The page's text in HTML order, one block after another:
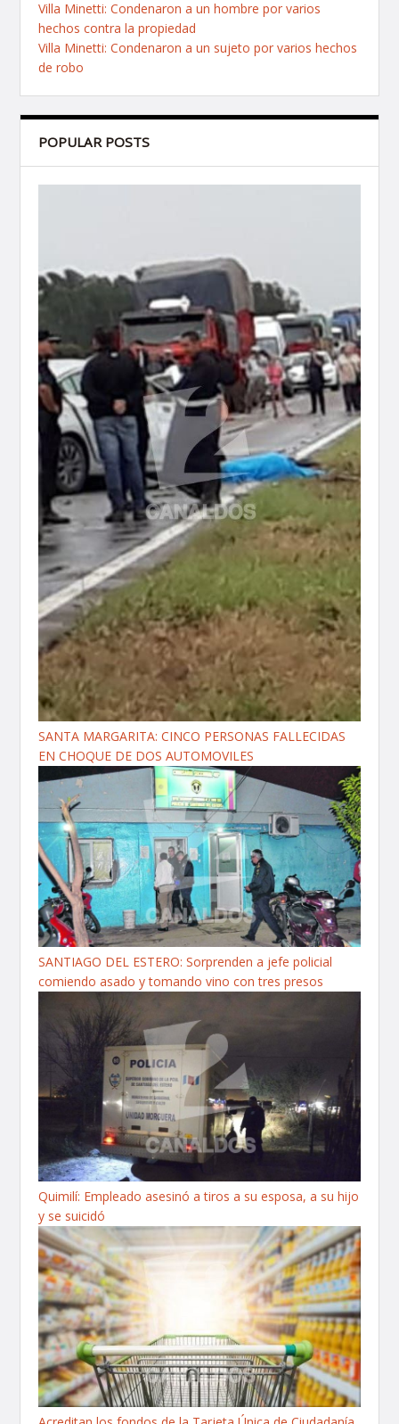
Villa Minetti: Condenaron a un hombre por varios
hechos contra la propiedad
Villa Minetti: Condenaron a un sujeto por varios hechos
de robo
POPULAR POSTS
SANTA MARGARITA: CINCO PERSONAS FALLECIDAS
EN CHOQUE DE DOS AUTOMOVILES
SANTIAGO DEL ESTERO: Sorprenden a jefe policial
comiendo asado y tomando vino con tres presos
Quimilí: Empleado asesinó a tiros a su esposa, a su hijo
y se suicidó